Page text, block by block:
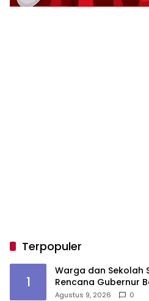
Terpopuler
1
Warga dan Sekolah
Rencana Gubernur
Lasara di Nias Utara
Agustus 9, 2026 0